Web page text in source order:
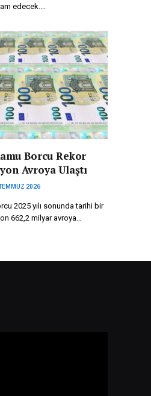
edecek.…
Borcu Rekor
Avroya Ulaştı
2026
2025 yılı sonunda tarihi bir
662,2 milyar avroya…